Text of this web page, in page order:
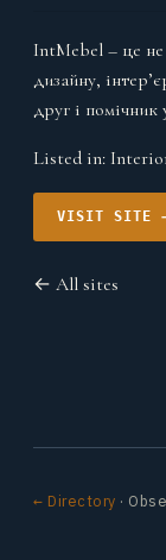
IntMebel – це не
дизайну,
друг і помічник
Listed in:
VISIT SITE
← All sites
← Directory ·